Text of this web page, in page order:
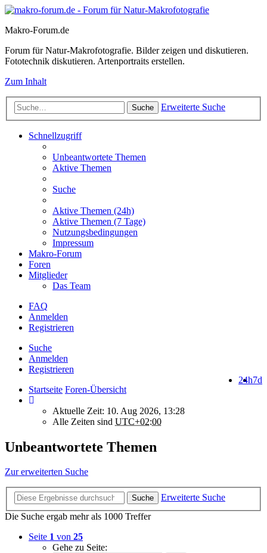
Makro-Forum.de
Forum für Natur-Makrofotografie. Bilder zeigen und diskutieren.
Fototechnik diskutieren. Artenportraits erstellen.
Zum Inhalt
Suche Erweiterte Suche
Schnellzugriff
Unbeantwortete Themen
Aktive Themen
Suche
Aktive Themen (24h)
Aktive Themen (7 Tage)
Nutzungsbedingungen
Impressum
Makro-Forum
Foren
Mitglieder
Das Team
FAQ
Anmelden
Registrieren
Suche
Anmelden
Registrieren
7d
24h
Startseite Foren-Übersicht
Aktuelle Zeit: 10. Aug 2026, 13:28
Alle Zeiten sind UTC+02:00
Unbeantwortete Themen
Zur erweiterten Suche
Suche
Erweiterte Suche
Die Suche ergab mehr als 1000 Treffer
Seite 1 von 25
Gehe zu Seite: